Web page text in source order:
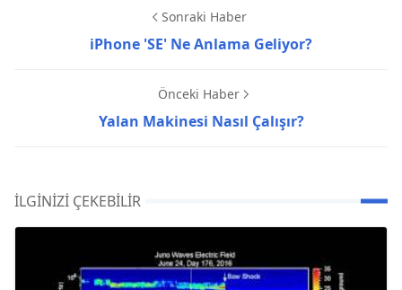
Sonraki Haber
iPhone 'SE' Ne Anlama Geliyor?
Önceki Haber
Yalan Makinesi Nasıl Çalışır?
İLGINIZI ÇEKEBILIR